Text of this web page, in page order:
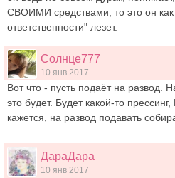
СВОИМИ средствами, то это он
ответственности" лезет.
Солнце777
10 янв 2017
Вот что - пусть подаёт на развод.
это будет. Будет какой-то
кажется, на развод подавать
ДараДара
10 янв 2017